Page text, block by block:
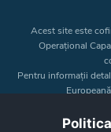
Acest site este
Operațional
Pentru informații
a Uniunii